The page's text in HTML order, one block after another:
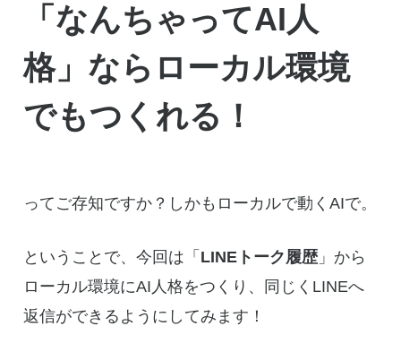
「なんちゃってAI人
格」ならローカル環境
でもつくれる！
ってご存知ですか？しかもローカルで動くAIで。
ということで、今回は「 LINEトーク履歴 」から
ローカル環境にAI人格をつくり、同じくLINEへ
返信ができるようにしてみます！